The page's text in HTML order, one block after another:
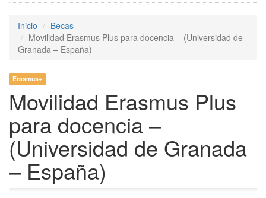
Inicio
Becas
Movilidad Erasmus Plus para docencia – (Universidad de
Granada – España)
Erasmus+
Movilidad Erasmus Plus
para docencia –
(Universidad de Granada
– España)